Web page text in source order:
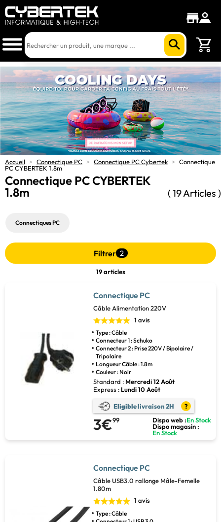
Accueil > Connectique PC > Connectique PC Cybertek > Connectique
PC CYBERTEK 1.8m
Connectique PC CYBERTEK
1.8m
( 19 Articles )
Connectiques PC
Filtrer 2
19 articles
Connectique PC
Câble Alimentation 220V
1 avis
Type : Câble
Connecteur 1 : Schuko
Connecteur 2 : Prise 220V / Bipolaire /
Tripolaire
Longueur Câble : 1.8m
Couleur : Noir
Standard : Mercredi 12 Août
Express : Lundi 10 Août
Eligible livraison 2H ?
3€99 Dispo web :En Stock
Dispo magasin :
En Stock
Connectique PC
Câble USB3.0 rallonge Mâle-Femelle
1.80m
1 avis
Type : Câble